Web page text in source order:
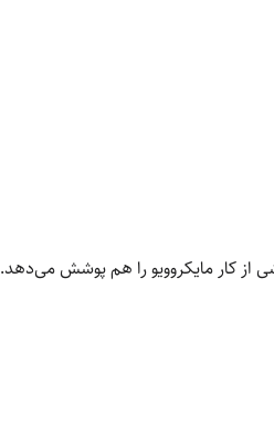
از کار مایکروویو را هم پوشش می‌دهد.